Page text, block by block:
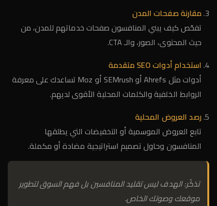
مقارنة صفحات المدن
تفحّص كيف يبني المنافسون صفحات خدماتهم للمدن، من
حيث المحتوى، الصور، والـ CTA.
استخدام أدوات SEO متقدمة
أدوات مثل Ahrefs أو SEMrush أو Moz تساعدك على معرفة
الروابط الخلفية والكلمات المحلية الأقوى لديهم.
رصد العروض المحلية
تابع العروض الموسمية أو التخفيضات التي يطلقها
المنافسون وحاول تصميم استراتيجية مضادة أو مكملة.
تذكّر: الهدف ليس تقليد المنافسين بل فهم السوق لتطوير
موقعك وصوتك الخاص.